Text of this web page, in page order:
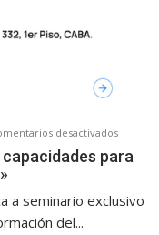
desactivadosen
«El
para
a seminario exclusivo
del...